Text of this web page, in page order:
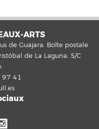
ARTS
de Guajara. Boîte postale
de La Laguna. S/C
97 41